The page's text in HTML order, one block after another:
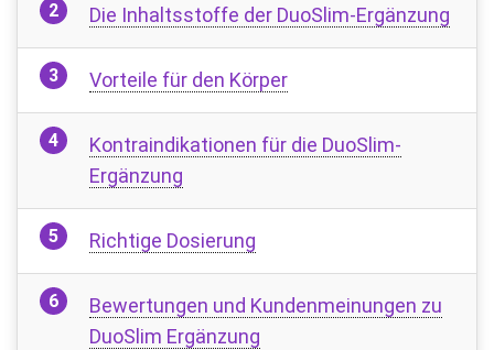
Die Inhaltsstoffe der DuoSlim-Ergänzung
Vorteile für den Körper
Kontraindikationen für die DuoSlim-
Ergänzung
Richtige Dosierung
Bewertungen und Kundenmeinungen zu
DuoSlim Ergänzung